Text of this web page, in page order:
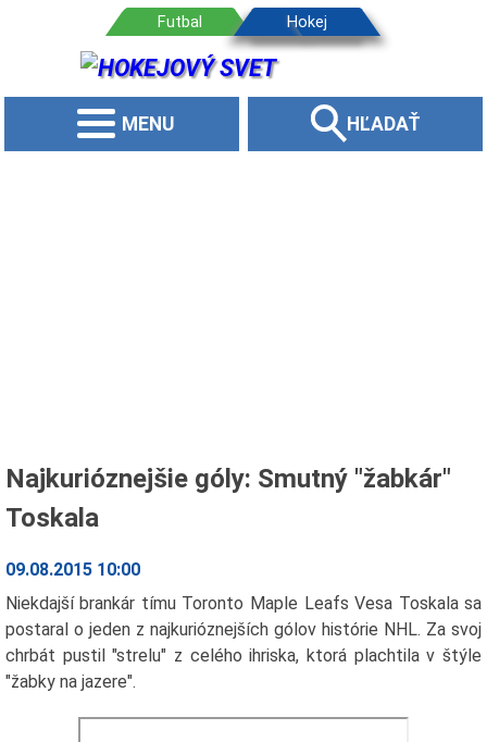
MENU HĽADAŤ
Najkurióznejšie góly: Smutný "žabkár"
Toskala
09.08.2015 10:00
Niekdajší brankár tímu Toronto Maple Leafs Vesa Toskala sa
postaral o jeden z najkurióznejších gólov histórie NHL. Za svoj
chrbát pustil "strelu" z celého ihriska, ktorá plachtila v štýle
"žabky na jazere".